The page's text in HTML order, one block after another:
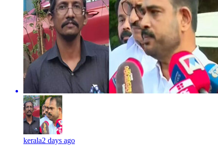
kerala2 days ago